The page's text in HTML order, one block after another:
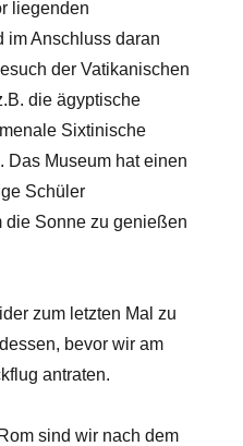
liegenden
im Anschluss daran
der Vatikanischen
die ägyptische
Sixtinische
Das Museum hat einen
Schüler
die Sonne zu genießen
zum letzten Mal zu
bevor wir am
antraten.
sind wir nach dem